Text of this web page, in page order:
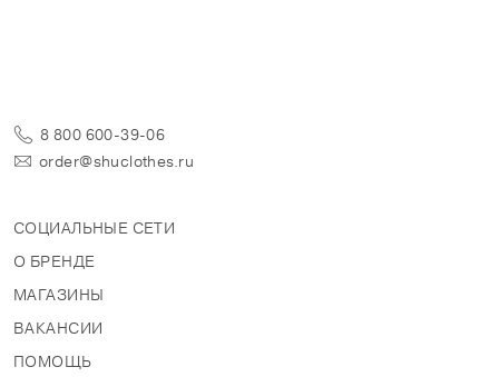
8 800 600-39-06
order@shuclothes.ru
СОЦИАЛЬНЫЕ СЕТИ
О БРЕНДЕ
МАГАЗИНЫ
ВАКАНСИИ
ПОМОЩЬ